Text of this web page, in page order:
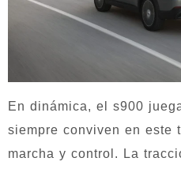
En dinámica, el s900
siempre conviven en este
marcha y control. La